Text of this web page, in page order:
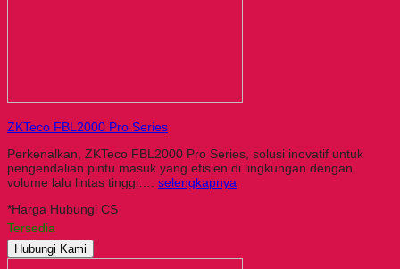
ZKTeco FBL2000 Pro Series
Perkenalkan, ZKTeco FBL2000 Pro Series, solusi inovatif untuk
pengendalian pintu masuk yang efisien di lingkungan dengan
volume lalu lintas tinggi…. selengkapnya
*Harga Hubungi CS
Tersedia
Hubungi Kami